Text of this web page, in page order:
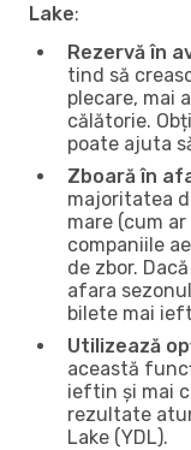
Lake:
Rezervă în
tind să
plecare, mai
călătorie.
poate ajuta
Zboară în
majoritatea
mare (cum
companiile
de zbor.
afara
bilete mai
Utilizează
această
ieftin și mai
rezultate
Lake (YDL).